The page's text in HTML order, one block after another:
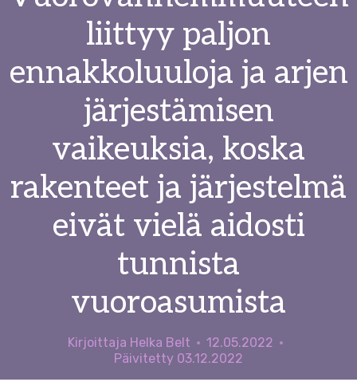
liittyy paljon
ennakkoluuloja ja arjen
järjestämisen
vaikeuksia, koska
rakenteet ja järjestelmä
eivät vielä aidosti
tunnista
vuoroasumista
Kirjoittaja Helka Belt
12.05.2022
Päivitetty 03.12.2022